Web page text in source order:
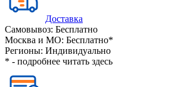
Доставка
Самовывоз: Бесплатно
Москва и МО: Бесплатно*
Регионы: Индивидуально
* - подробнее читать здесь